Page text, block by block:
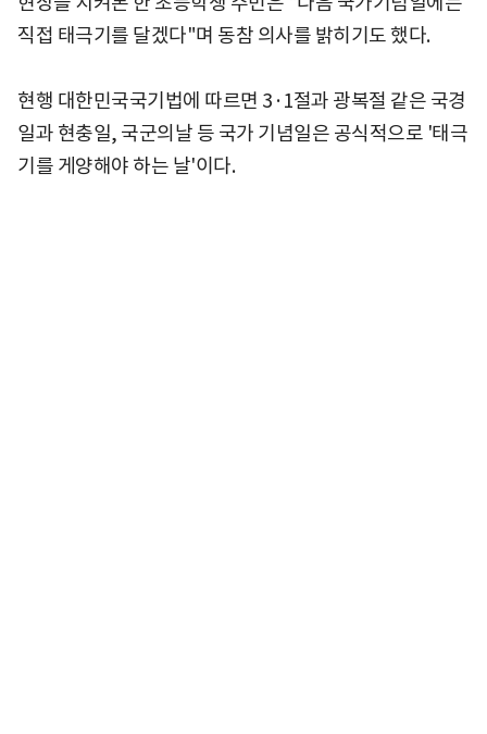
직접 태극기를 달겠다"며 동참 의사를 밝히기도 했다.
현행 대한민국국기법에 따르면 3·1절과 광복절 같은 국경
일과 현충일, 국군의날 등 국가 기념일은 공식적으로 '태극
기를 게양해야 하는 날'이다.